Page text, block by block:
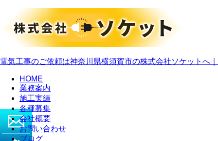
電気工事のご依頼は神奈川県横須賀市の株式会社ソケットへ
HOME
業務案内
施工実績
各種募集
会社概要
お問い合わせ
ブログ